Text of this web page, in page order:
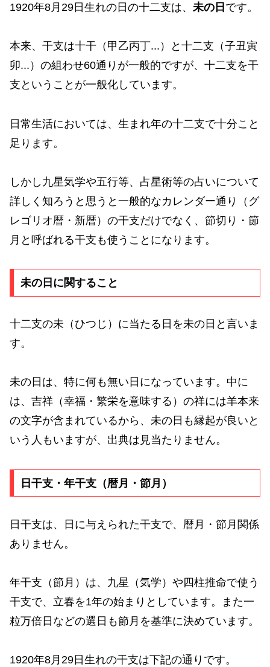
1920年8月29日生れの日の十二支は、 未の日 です。
本来、干支は十干（甲乙丙丁...）と十二支（子丑寅
卯...）の組わせ60通りが一般的ですが、十二支を干
支ということが一般化しています。
日常生活においては、生まれ年の十二支で十分こと
足ります。
しかし九星気学や五行等、占星術等の占いについて
詳しく知ろうと思うと一般的なカレンダー通り（グ
レゴリオ暦・新暦）の干支だけでなく、節切り・節
月と呼ばれる干支も使うことになります。
未の日に関すること
十二支の未（ひつじ）に当たる日を未の日と言いま
す。
未の日は、特に何も無い日になっています。中に
は、吉祥（幸福・繁栄を意味する）の祥には羊本来
の文字が含まれているから、未の日も縁起が良いと
いう人もいますが、出典は見当たりません。
日干支・年干支（暦月・節月）
日干支は、日に与えられた干支で、暦月・節月関係
ありません。
年干支（節月）は、九星（気学）や四柱推命で使う
干支で、立春を1年の始まりとしています。また一
粒万倍日などの選日も節月を基準に決めています。
1920年8月29日生れの干支は下記の通りです。